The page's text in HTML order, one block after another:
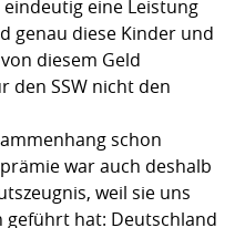
eine Leistung
genau diese Kinder und
diesem Geld
den SSW nicht den
schon
war auch deshalb
weil sie uns
geführt hat: Deutschland